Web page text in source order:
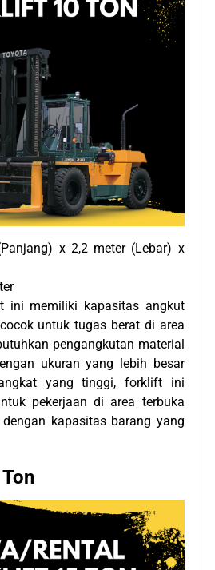
x 2,2 meter (Lebar) x
ini memiliki kapasitas angkut
untuk tugas berat di area
pengangkutan material
ukuran yang lebih besar
yang tinggi, forklift ini
pekerjaan di area terbuka
kapasitas barang yang